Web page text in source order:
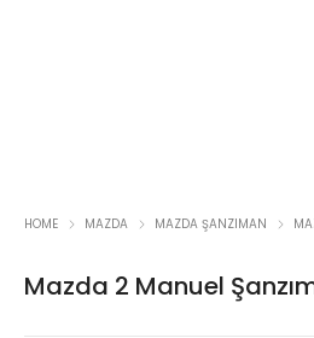
HOME MAZDA MAZDA ŞANZIMAN
Mazda 2 Manuel